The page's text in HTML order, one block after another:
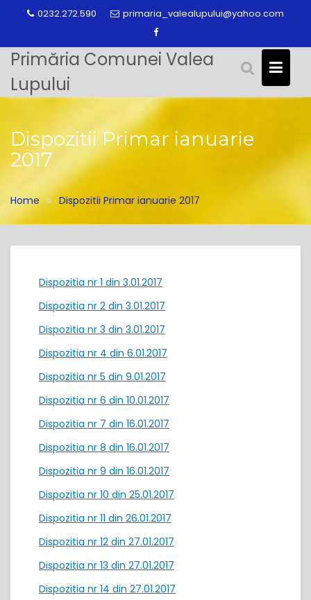
0232.272.590 primaria_valealupului@yahoo.com
Primăria Comunei Valea
Lupului
Dispozitii Primar ianuarie
2017
Home Dispozitii Primar ianuarie 2017
Dispozitia nr 1 din 3.01.2017
Dispozitia nr 2 din 3.01.2017
Dispozitia nr 3 din 3.01.2017
Dispozitia nr 4 din 6.01.2017
Dispozitia nr 5 din 9.01.2017
Dispozitia nr 6 din 10.01.2017
Dispozitia nr 7 din 16.01.2017
Dispozitia nr 8 din 16.01.2017
Dispozitia nr 9 din 16.01.2017
Dispozitia nr 10 din 25.01.2017
Dispozitia nr 11 din 26.01.2017
Dispozitia nr 12 din 27.01.2017
Dispozitia nr 13 din 27.01.2017
Dispozitia nr 14 din 27.01.2017